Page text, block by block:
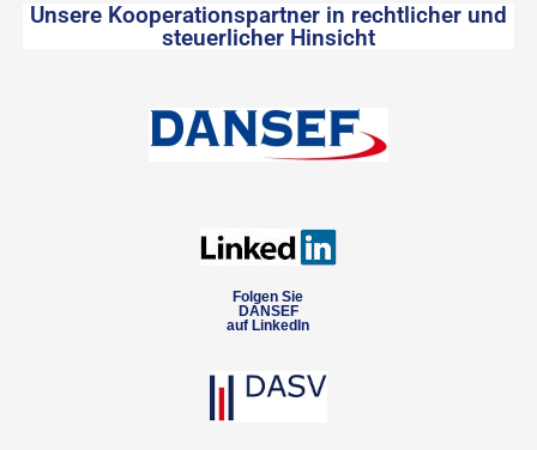
Unsere Kooperationspartner in rechtlicher und
steuerlicher Hinsicht
Folgen Sie
DANSEF
auf LinkedIn